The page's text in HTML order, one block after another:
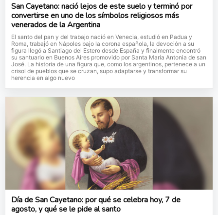
San Cayetano: nació lejos de este suelo y terminó por
convertirse en uno de los símbolos religiosos más
venerados de la Argentina
El santo del pan y del trabajo nació en Venecia, estudió en Padua y
Roma, trabajó en Nápoles bajo la corona española, la devoción a su
figura llegó a Santiago del Estero desde España y finalmente encontró
su santuario en Buenos Aires promovido por Santa María Antonia de san
José. La historia de una figura que, como los argentinos, pertenece a un
crisol de pueblos que se cruzan, supo adaptarse y transformar su
herencia en algo nuevo
Día de San Cayetano: por qué se celebra hoy, 7 de
agosto, y qué se le pide al santo